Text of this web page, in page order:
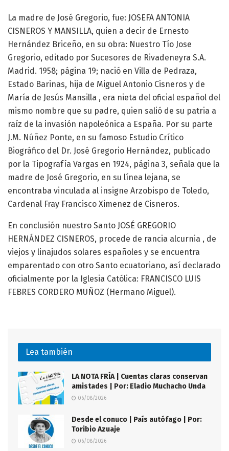
La madre de José Gregorio, fue: JOSEFA ANTONIA
CISNEROS Y MANSILLA, quien a decir de Ernesto
Hernández Briceño, en su obra: Nuestro Tío Jose
Gregorio, editado por Sucesores de Rivadeneyra S.A.
Madrid. 1958; página 19; nació en Villa de Pedraza,
Estado Barinas, hija de Miguel Antonio Cisneros y de
María de Jesús Mansilla , era nieta del oficial español del
mismo nombre que su padre, quien salió de su patria a
raíz de la invasión napoleónica a España. Por su parte
J.M. Núñez Ponte, en su famoso Estudio Crítico
Biográfico del Dr. José Gregorio Hernández, publicado
por la Tipografía Vargas en 1924, página 3, señala que la
madre de José Gregorio, en su línea lejana, se
encontraba vinculada al insigne Arzobispo de Toledo,
Cardenal Fray Francisco Ximenez de Cisneros.
En conclusión nuestro Santo JOSÉ GREGORIO
HERNÁNDEZ CISNEROS, procede de rancia alcurnia , de
viejos y linajudos solares españoles y se encuentra
emparentado con otro Santo ecuatoriano, así declarado
oficialmente por la Iglesia Católica: FRANCISCO LUIS
FEBRES CORDERO MUÑOZ (Hermano Miguel).
Lea también
LA NOTA FRÍA | Cuentas claras conservan
amistades | Por: Eladio Muchacho Unda
06/08/2026
Desde el conuco | País autófago | Por:
Toribio Azuaje
06/08/2026